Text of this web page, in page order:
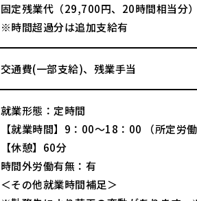
固定残業代（29,700円、20時間相当分）
※時間超過分は追加支給有
交通費(一部支給)、残業手当
就業形態：定時間
【就業時間】9：00～18：00 （所定労
【休憩】60分
時間外労働有無：有
＜その他就業時間補足＞